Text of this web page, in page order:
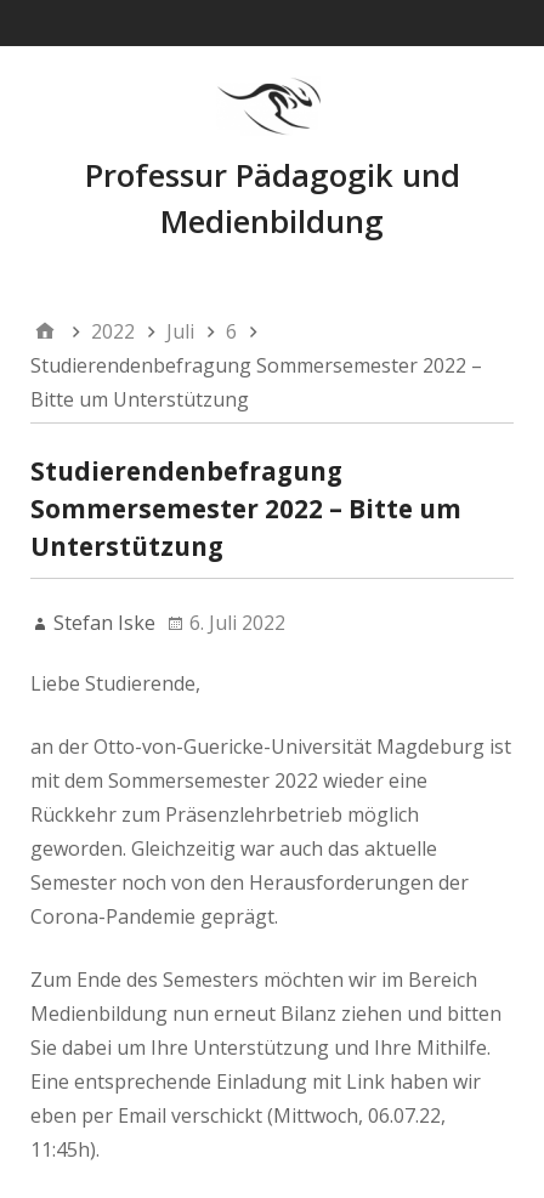
Professur Pädagogik und
Medienbildung
2022 Juli
6
Studierendenbefragung Sommersemester 2022 –
Bitte um Unterstützung
Studierendenbefragung
Sommersemester 2022 – Bitte um
Unterstützung
Stefan Iske 6. Juli 2022
Liebe Studierende,
an der Otto-von-Guericke-Universität Magdeburg ist
mit dem Sommersemester 2022 wieder eine
Rückkehr zum Präsenzlehrbetrieb möglich
geworden. Gleichzeitig war auch das aktuelle
Semester noch von den Herausforderungen der
Corona-Pandemie geprägt.
Zum Ende des Semesters möchten wir im Bereich
Medienbildung nun erneut Bilanz ziehen und bitten
Sie dabei um Ihre Unterstützung und Ihre Mithilfe.
Eine entsprechende Einladung mit Link haben wir
eben per Email verschickt (Mittwoch, 06.07.22,
11:45h).